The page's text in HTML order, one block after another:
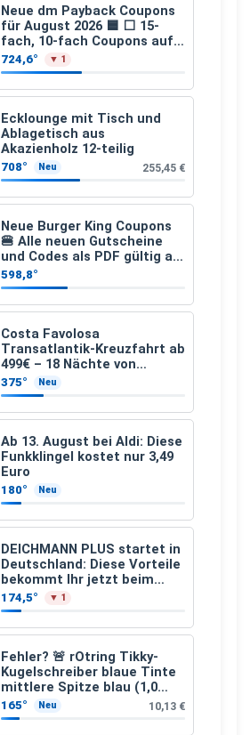
Neue dm Payback Coupons
für August 2026 🟦 ⬜ 15-
fach, 10-fach Coupons auf
den gesamten Einkauf ab 2
€
724,6° ▼ 1
Ecklounge mit Tisch und
Ablagetisch aus
Akazienholz 12-teilig
708° Neu 255,45 €
Neue Burger King Coupons
🍔 Alle neuen Gutscheine
und Codes als PDF gültig ab
25.07.2026 bis 04.09.2026
598,8°
Costa Favolosa
Transatlantik-Kreuzfahrt ab
499€ – 18 Nächte von
Hamburg nach Guadeloupe
375° Neu
Ab 13. August bei Aldi: Diese
Funkklingel kostet nur 3,49
Euro
180° Neu
DEICHMANN PLUS startet in
Deutschland: Diese Vorteile
bekommt Ihr jetzt beim
Schuhkauf
174,5° ▼ 1
Fehler? 🚨 rOtring Tikky-
Kugelschreiber blaue Tinte
mittlere Spitze blau (1,0
mm – 12 Stück)
165° Neu 10,13 €